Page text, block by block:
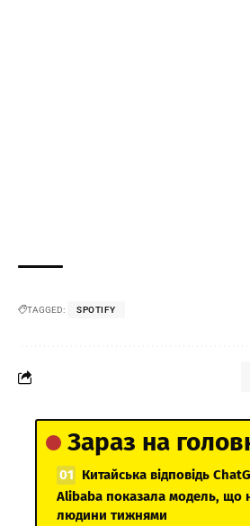
TAGGED: SPOTIFY
Зараз на
Китайська відповідь
Alibaba показала модель, що
людини тижнями